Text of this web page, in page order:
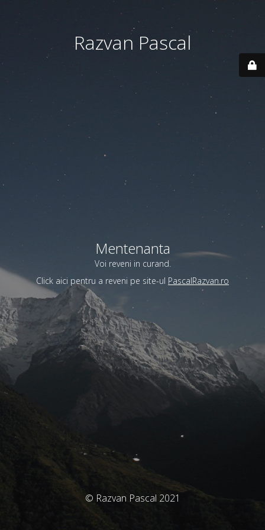
Razvan Pascal
Mentenanta
Voi reveni in curand.
Click aici pentru a reveni pe site-ul PascalRazvan.ro
© Razvan Pascal 2021